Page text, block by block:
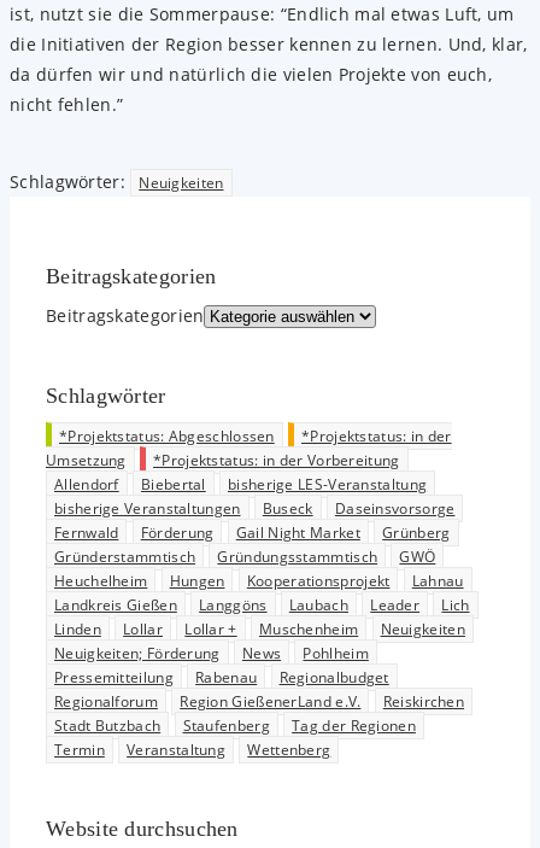
ist, nutzt sie die Sommerpause: “Endlich mal etwas Luft, um
die Initiativen der Region besser kennen zu lernen. Und, klar,
da dürfen wir und natürlich die vielen Projekte von euch,
nicht fehlen.”
Schlagwörter: Neuigkeiten
Beitrags­kategorien
Beitrags­kategorien
Schlagwörter
*Projektstatus: Abgeschlossen
*Projektstatus: in der
Umsetzung
*Projektstatus: in der Vorbereitung
Allendorf
Biebertal
bisherige LES-Veranstaltung
bisherige Veranstaltungen
Buseck
Daseinsvorsorge
Fernwald
Förderung Gail Night Market
Grünberg
Gründerstammtisch
Gründungsstammtisch
GWÖ
Heuchelheim
Hungen Kooperationsprojekt
Lahnau
Landkreis Gießen
Langgöns Laubach Leader
Lich
Linden
Lollar Lollar + Muschenheim
Neuigkeiten
Neuigkeiten; Förderung
News
Pohlheim
Pressemitteilung
Rabenau
Regionalbudget
Regionalforum
Region GießenerLand e.V.
Reiskirchen
Stadt Butzbach
Staufenberg
Tag der Regionen
Termin
Veranstaltung Wettenberg
Website durchsuchen